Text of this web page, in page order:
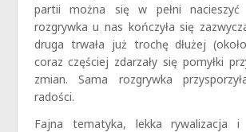
partii można się w pełni nacieszyć
rozgrywka u nas kończyła się
druga trwała już trochę dłużej
coraz częściej zdarzały się pomyłki
zmian. Sama rozgrywka
radości.
Fajna tematyka, lekka rywalizacja i